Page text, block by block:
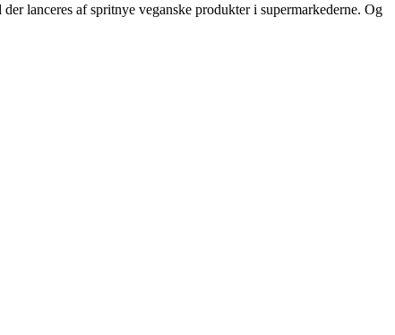
lanceres af spritnye veganske produkter i supermarkederne. Og